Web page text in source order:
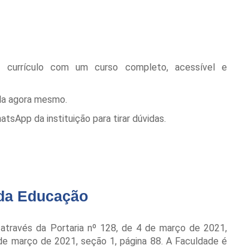
com um curso completo, acessível e
agora mesmo.
da instituição para tirar dúvidas.
Educação
através da Portaria nº 128, de 4 de março de 2021,
março de 2021, seção 1, página 88. A Faculdade é